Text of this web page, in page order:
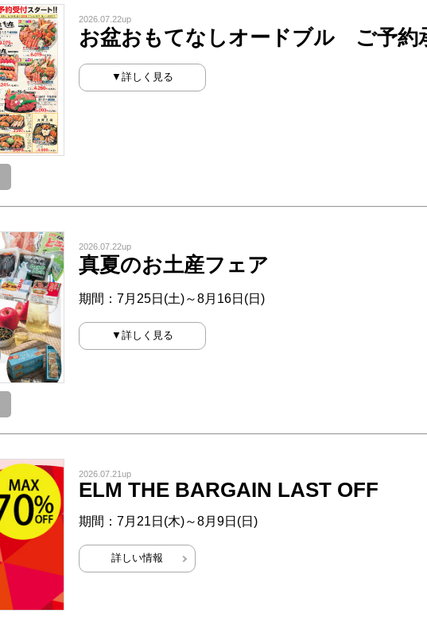
2026.07.22up
お盆おもてなしオードブル ご予約
▼詳しく見る
2026.07.22up
真夏のお土産フェア
期間：7月25日(土)～8月16日(日)
▼詳しく見る
2026.07.21up
ELM THE BARGAIN LAST OFF
期間：7月21日(木)～8月9日(日)
詳しい情報